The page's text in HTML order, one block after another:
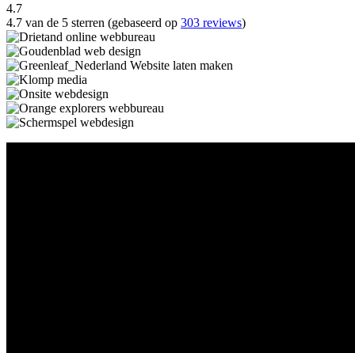
4.7
4.7 van de 5 sterren (gebaseerd op 303 reviews)